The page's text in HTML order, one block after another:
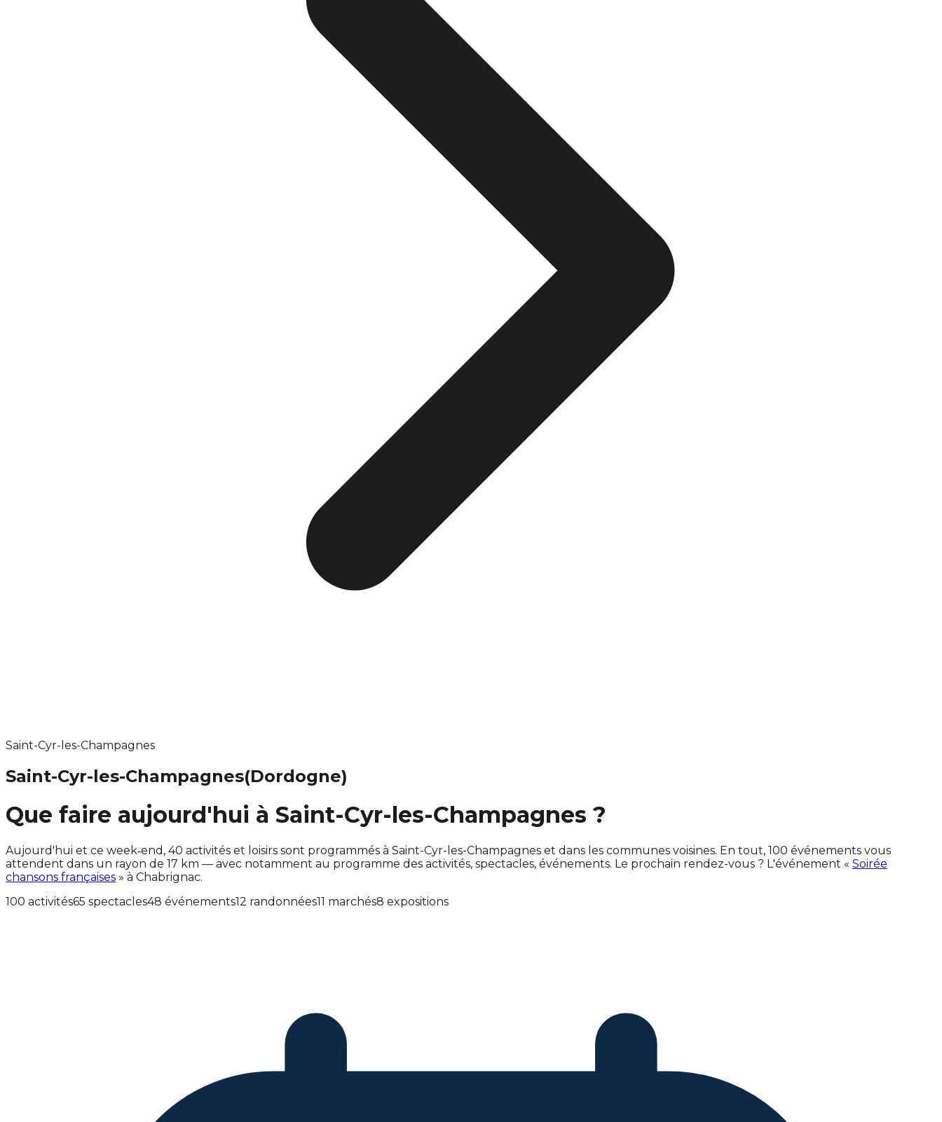
Saint-Cyr-les-Champagnes
Saint-Cyr-les-Champagnes(Dordogne)
Que faire aujourd'hui à Saint-Cyr-les-Champagnes ?
Aujourd'hui et ce week‑end, 40 activités et loisirs sont programmés à Saint-Cyr-les-Champagnes et dans les communes voisines. En tout, 100 événements vous
attendent dans un rayon de 17 km — avec notamment au programme des activités, spectacles, événements. Le prochain rendez-vous ? L'événement « Soirée
chansons françaises » à Chabrignac.
100 activités65 spectacles48 événements12 randonnées11 marchés8 expositions